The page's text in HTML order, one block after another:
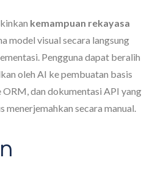
kemampuan rekayasa
model visual secara langsung
Pengguna dapat beralih
oleh AI ke pembuatan basis
dan dokumentasi API yang
menerjemahkan secara manual.